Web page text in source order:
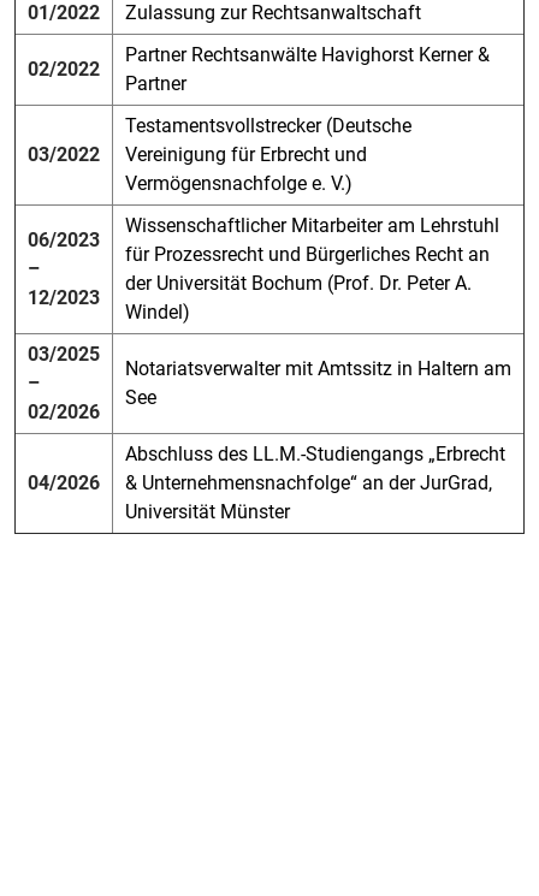
01/2022
Zulassung zur Rechtsanwaltschaft
02/2022
Partner Rechtsanwälte Havighorst Kerner &
Partner
03/2022
Testamentsvollstrecker (Deutsche
Vereinigung für Erbrecht und
Vermögensnachfolge e. V.)
06/2023
–
12/2023
Wissenschaftlicher Mitarbeiter am Lehrstuhl
für Prozessrecht und Bürgerliches Recht an
der Universität Bochum (Prof. Dr. Peter A.
Windel)
03/2025
–
02/2026
Notariatsverwalter mit Amtssitz in Haltern am
See
04/2026
Abschluss des LL.M.-Studiengangs „Erbrecht
& Unternehmensnachfolge“ an der JurGrad,
Universität Münster